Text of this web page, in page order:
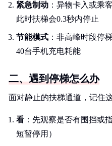
紧急制动 ：异物卡入或乘
此时扶梯会0.3秒内停止
节能模式 ：非高峰时段停
40台手机充电耗能
二、遇到停梯怎么办
面对静止的扶梯通道，记住
看 ：先观察是否有围挡或
短暂停用）